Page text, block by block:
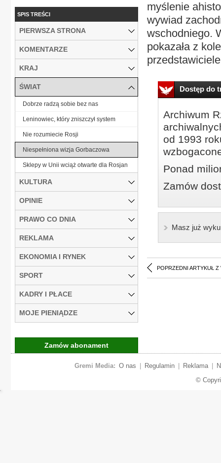
myślenie
wywiad
wschodniego.
pokazała z
Dostęp do
Archiwum
od 1993
Ponad
Zamów
Masz już
POPRZEDNI ARTYKUŁ Z
SPIS TREŚCI
PIERWSZA STRONA
KOMENTARZE
KRAJ
ŚWIAT
Dobrze radzą sobie bez nas
Leninowiec, który zniszczył system
Nie rozumiecie Rosji
Niespełniona wizja Gorbaczowa
Sklepy w Unii wciąż otwarte dla Rosjan
KULTURA
OPINIE
PRAWO CO DNIA
REKLAMA
EKONOMIA I RYNEK
SPORT
KADRY I PŁACE
MOJE PIENIĄDZE
Zamów abonament
Gremi Media: O nas Regulamin Reklama
©